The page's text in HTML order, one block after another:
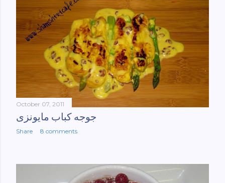
October 07, 2011
جوجه کباب مایونزی
Share 8 comments